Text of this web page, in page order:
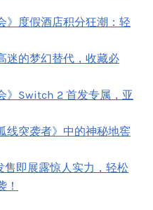
》度假酒店积分狂潮：轻
迷的梦幻替代，收藏必
》Switch 2 首发专属，亚
线突袭者》中的神秘地窖
售即展露惊人实力，轻松
！